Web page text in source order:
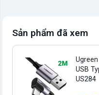
Sản phẩm đã xem
USB
US284